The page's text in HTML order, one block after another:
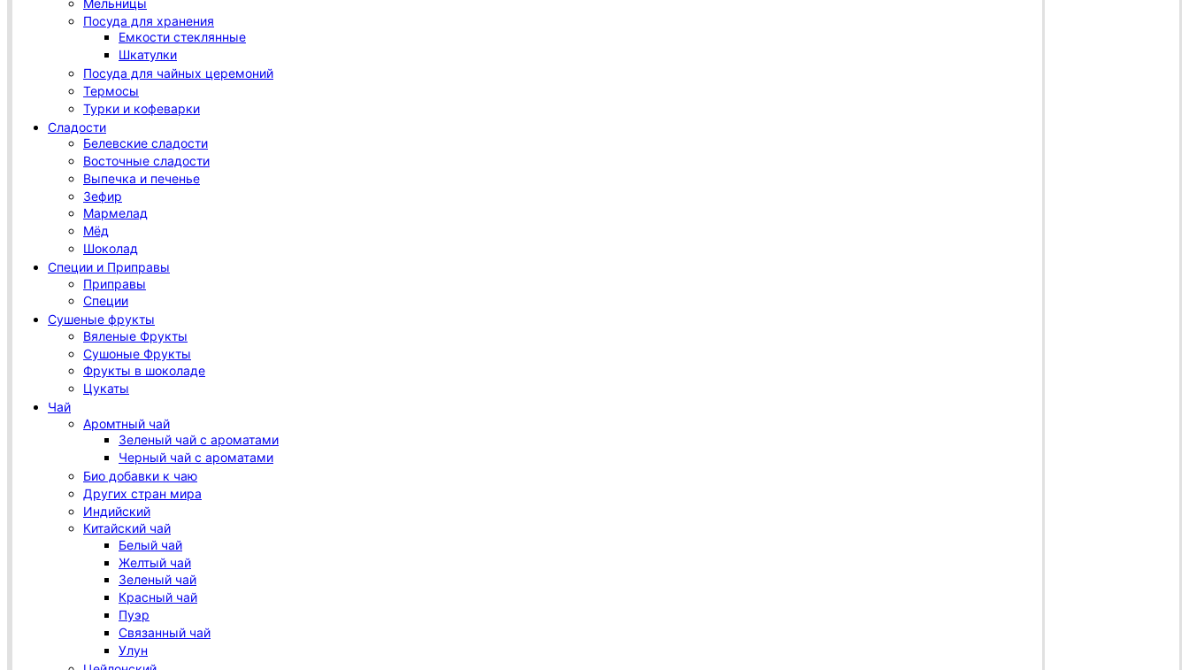
Мельницы
Посуда для хранения
Емкости стеклянные
Шкатулки
Посуда для чайных церемоний
Термосы
Турки и кофеварки
Сладости
Белевские сладости
Восточные сладости
Выпечка и печенье
Зефир
Мармелад
Мёд
Шоколад
Специи и Приправы
Приправы
Специи
Сушеные фрукты
Вяленые Фрукты
Сушоные Фрукты
Фрукты в шоколаде
Цукаты
Чай
Аромтный чай
Зеленый чай с ароматами
Черный чай с ароматами
Био добавки к чаю
Других стран мира
Индийский
Китайский чай
Белый чай
Желтый чай
Зеленый чай
Красный чай
Пуэр
Связанный чай
Улун